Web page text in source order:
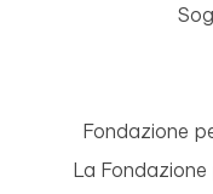
Fondazione
La